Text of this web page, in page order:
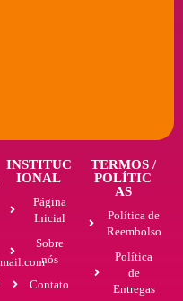
INSTITUC
IONAL
Página
Inicial
Sobre
nós
Contato
TERMOS /
POLÍTIC
AS
Política de
Reembolso
Política
de
Entregas